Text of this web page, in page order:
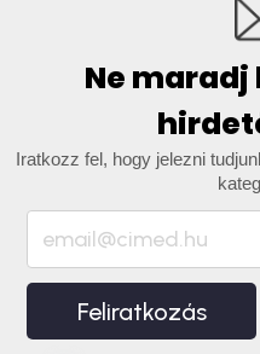
Ne maradj
Iratkozz fel, hogy jelezni
Feliratkozás